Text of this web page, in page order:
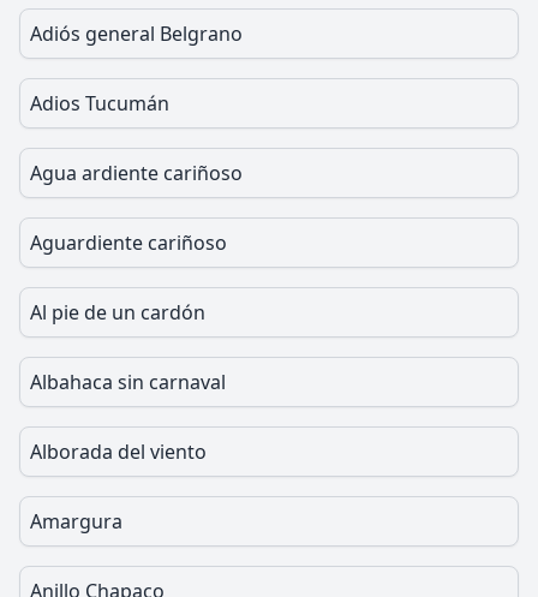
Adiós general Belgrano
Adios Tucumán
Agua ardiente cariñoso
Aguardiente cariñoso
Al pie de un cardón
Albahaca sin carnaval
Alborada del viento
Amargura
Anillo Chapaco